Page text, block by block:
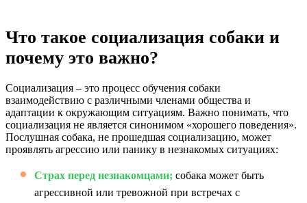
Что такое социализация собаки и
почему это важно?
Социализация – это процесс обучения собаки
взаимодействию с различными членами общества и
адаптации к окружающим ситуациям. Важно понимать, что
социализация не является синонимом «хорошего поведения».
Послушная собака, не прошедшая социализацию, может
проявлять агрессию или панику в незнакомых ситуациях:
Страх перед незнакомцами; собака может быть
агрессивной или тревожной при встречах с